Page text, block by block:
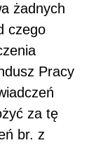
żadnych
czego
Pracy
za tę
br. z